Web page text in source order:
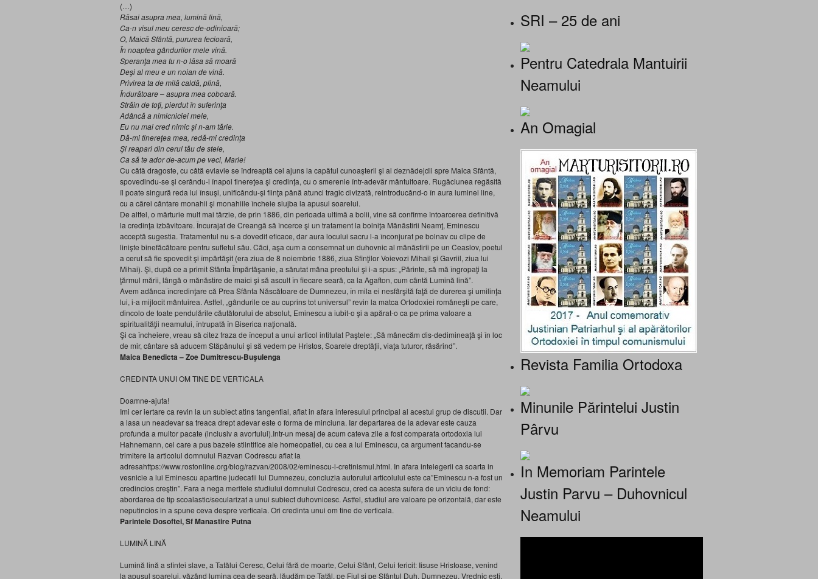
(…)
Răsai asupra mea, lumină lină,
Ca-n visul meu ceresc de-odinioară;
O, Maică Sfântă, pururea fecioară,
În noaptea gândurilor mele vină.
Speranţa mea tu n-o lăsa să moară
Deşi al meu e un noian de vină.
Privirea ta de milă caldă, plină,
Îndurătoare – asupra mea coboară.
Străin de toţi, pierdut în suferinţa
Adâncă a nimicniciei mele,
Eu nu mai cred nimic şi n-am tărie.
Dă-mi tinereţea mea, redă-mi credinţa
Şi reapari din cerul tău de stele,
Ca să te ador de-acum pe veci, Marie!
Cu câtă dragoste, cu câtă evlavie se îndreaptă cel ajuns la capătul cunoaşterii şi al deznădejdii spre Maica Sfântă,
spovedindu-se şi cerându-i înapoi tinereţea şi credinţa, cu o smerenie într-adevăr mântuitoare. Rugăciunea regăsită
îl poate singură reda lui însuşi, unificându-şi fiinţa până atunci tragic divizată, reintroducând-o în aura luminei line,
cu a cărei cântare monahii şi monahiile încheie slujba la apusul soarelui.
De altfel, o mărturie mult mai târzie, de prin 1886, din perioada ultimă a bolii, vine să confirme întoarcerea definitivă
la credinţa izbăvitoare. Încurajat de Creangă să încerce şi un tratament la bolniţa Mănăstirii Neamţ, Eminescu
acceptă sugestia. Tratamentul nu s-a dovedit eficace, dar aura locului sacru l-a înconjurat pe bolnav cu clipe de
linişte binefăcătoare pentru sufletul său. Căci, aşa cum a consemnat un duhovnic al mănăstirii pe un Ceaslov, poetul
a cerut să fie spovedit şi împărtăşit (era ziua de 8 noiembrie 1886, ziua Sfinţilor Voievozi Mihail şi Gavriil, ziua lui
Mihai). Şi, după ce a primit Sfânta Împărtăşanie, a sărutat mâna preotului şi i-a spus: „Părinte, să mă îngropaţi la
ţărmul mării, lângă o mănăstire de maici şi să ascult în fiecare seară, ca la Agafton, cum cântă Lumină lină”.
Avem adânca încredinţare că Prea Sfânta Născătoare de Dumnezeu, în mila ei nesfârşită faţă de durerea şi umilinţa
lui, i-a mijlocit mântuirea. Astfel, „gândurile ce au cuprins tot universul” revin la matca Ortodoxiei româneşti pe care,
dincolo de toate pendulările căutătorului de absolut, Eminescu a iubit-o şi a apărat-o ca pe prima valoare a
spiritualităţii neamului, întrupată în Biserica naţională.
Şi ca încheiere, vreau să citez fraza de început a unui articol intitulat Paştele: „Să mânecăm dis-dedimineaţă şi în loc
de mir, cântare să aducem Stăpânului şi să vedem pe Hristos, Soarele dreptăţii, viaţa tuturor, răsărind”.
Maica Benedicta – Zoe Dumitrescu-Buşulenga
CREDINTA UNUI OM TINE DE VERTICALA
Doamne-ajuta!
Imi cer iertare ca revin la un subiect atins tangential, aflat in afara interesului principal al acestui grup de discutii. Dar
a lasa un neadevar sa treaca drept adevar este o forma de minciuna. Iar departarea de la adevar este cauza
profunda a multor pacate (inclusiv a avortului).Intr-un mesaj de acum cateva zile a fost comparata ortodoxia lui
Hahnemann, cel care a pus bazele stiintifice ale homeopatiei, cu cea a lui Eminescu, ca argument facandu-se
trimitere la articolul domnului Razvan Codrescu aflat la
adresahttps://www.rostonline.org/blog/razvan/2008/02/eminescu-i-cretinismul.html. In afara intelegerii ca soarta in
vesnicie a lui Eminescu apartine judecatii lui Dumnezeu, concluzia autorului articolului este ca”Eminescu n-a fost un
credincios creştin”. Fara a nega meritele studiului domnului Codrescu, cred ca acesta sufera de un viciu de fond:
abordarea de tip scoalastic/secularizat a unui subiect duhovnicesc. Astfel, studiul are valoare pe orizontală, dar este
neputincios in a spune ceva despre verticala. Ori credinta unui om tine de verticala.
Parintele Dosoftei, Sf Manastire Putna
LUMINĂ LINĂ
Lumină lină a sfintei slave, a Tatălui Ceresc, Celui fără de moarte, Celui Sfânt, Celui fericit: Iisuse Hristoase, venind
la apusul soarelui, văzând lumina cea de seară, lăudăm pe Tatăl, pe Fiul şi pe Sfântul Duh, Dumnezeu. Vrednic eşti,
SRI – 25 de ani
Pentru Catedrala Mantuirii
Neamului
An Omagial
Revista Familia Ortodoxa
Minunile Părintelui Justin
Pârvu
In Memoriam Parintele
Justin Parvu – Duhovnicul
Neamului